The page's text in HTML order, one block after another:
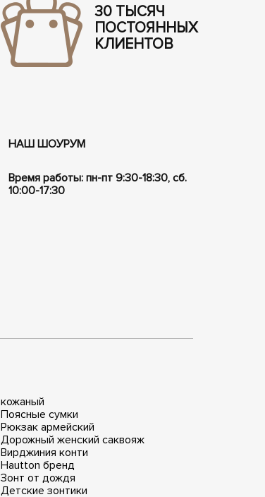
30 ТЫСЯЧ
ПОСТОЯННЫХ
КЛИЕНТОВ
НАШ ШОУРУМ
Время работы: пн-пт 9:30-18:30, сб.
10:00-17:30
кожаный
Поясные сумки
Рюкзак армейский
Дорожный женский саквояж
Вирджиния конти
Hautton бренд
Зонт от дождя
Детские зонтики